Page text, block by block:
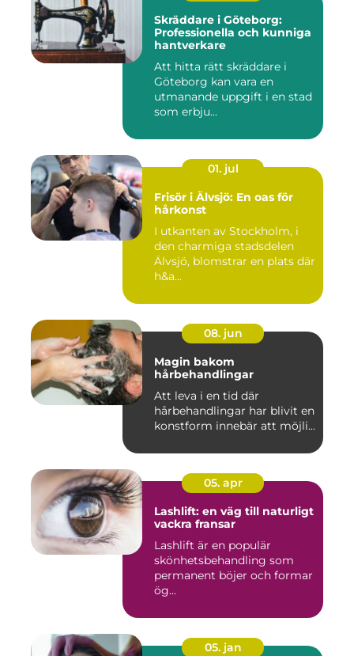
Skräddare i Göteborg:
Professionella och kunniga
hantverkare
Att hitta rätt skräddare i
Göteborg kan vara en
utmanande uppgift i en stad
som erbju...
01. jul
Frisör i Älvsjö: En oas för
hårkonst
I utkanten av Stockholm, i
den charmiga stadsdelen
Älvsjö, blomstrar en plats där
h&a...
08. jun
Magin bakom
hårbehandlingar
Att leva i en tid där
hårbehandlingar har blivit en
konstform innebär att möjli...
05. apr
Lashlift: en väg till naturligt
vackra fransar
Lashlift är en populär
skönhetsbehandling som
permanent böjer och formar
ög...
05. jan